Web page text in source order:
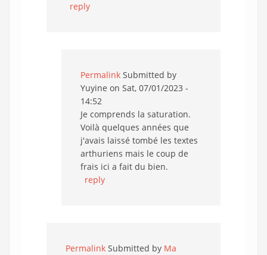
reply
Permalink Submitted by
Yuyine on Sat, 07/01/2023 -
14:52
Je comprends la saturation.
Voilà quelques années que
j'avais laissé tombé les textes
arthuriens mais le coup de
frais ici a fait du bien.
reply
Permalink Submitted by Ma